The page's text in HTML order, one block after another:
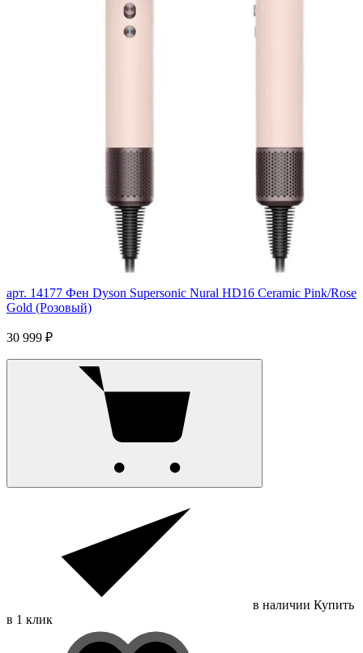
арт. 14177 Фен Dyson Supersonic Nural HD16 Ceramic Pink/Rose
Gold (Розовый)
30 999 ₽
в наличии Купить
в 1 клик